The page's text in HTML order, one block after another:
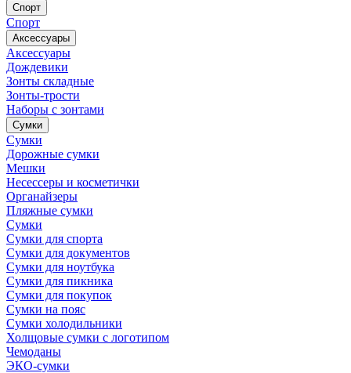
Спорт
Спорт
Аксессуары
Аксессуары
Дождевики
Зонты складные
Зонты-трости
Наборы с зонтами
Сумки
Сумки
Дорожные сумки
Мешки
Несессеры и косметички
Органайзеры
Пляжные сумки
Сумки
Сумки для спорта
Сумки для документов
Сумки для ноутбука
Сумки для пикника
Сумки для покупок
Сумки на пояс
Сумки холодильники
Холщовые сумки с логотипом
Чемоданы
ЭКО-сумки